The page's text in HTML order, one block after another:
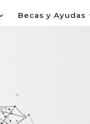
Becas y Ayudas